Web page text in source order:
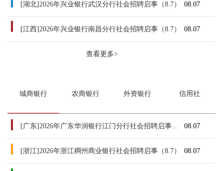
[湖北]2026年兴业银行武汉分行社会招聘启事（8.7） 08.07
[江西]2026年兴业银行南昌分行社会招聘启事（8.7） 08.07
查看更多>
城商银行 农商银行 外资银行 信用社
[广东]2026年广东华润银行江门分行社会招聘启事（8.7）
08.07
[浙江]2026年浙江稠州商业银行社会招聘启事（8.7） 08.07